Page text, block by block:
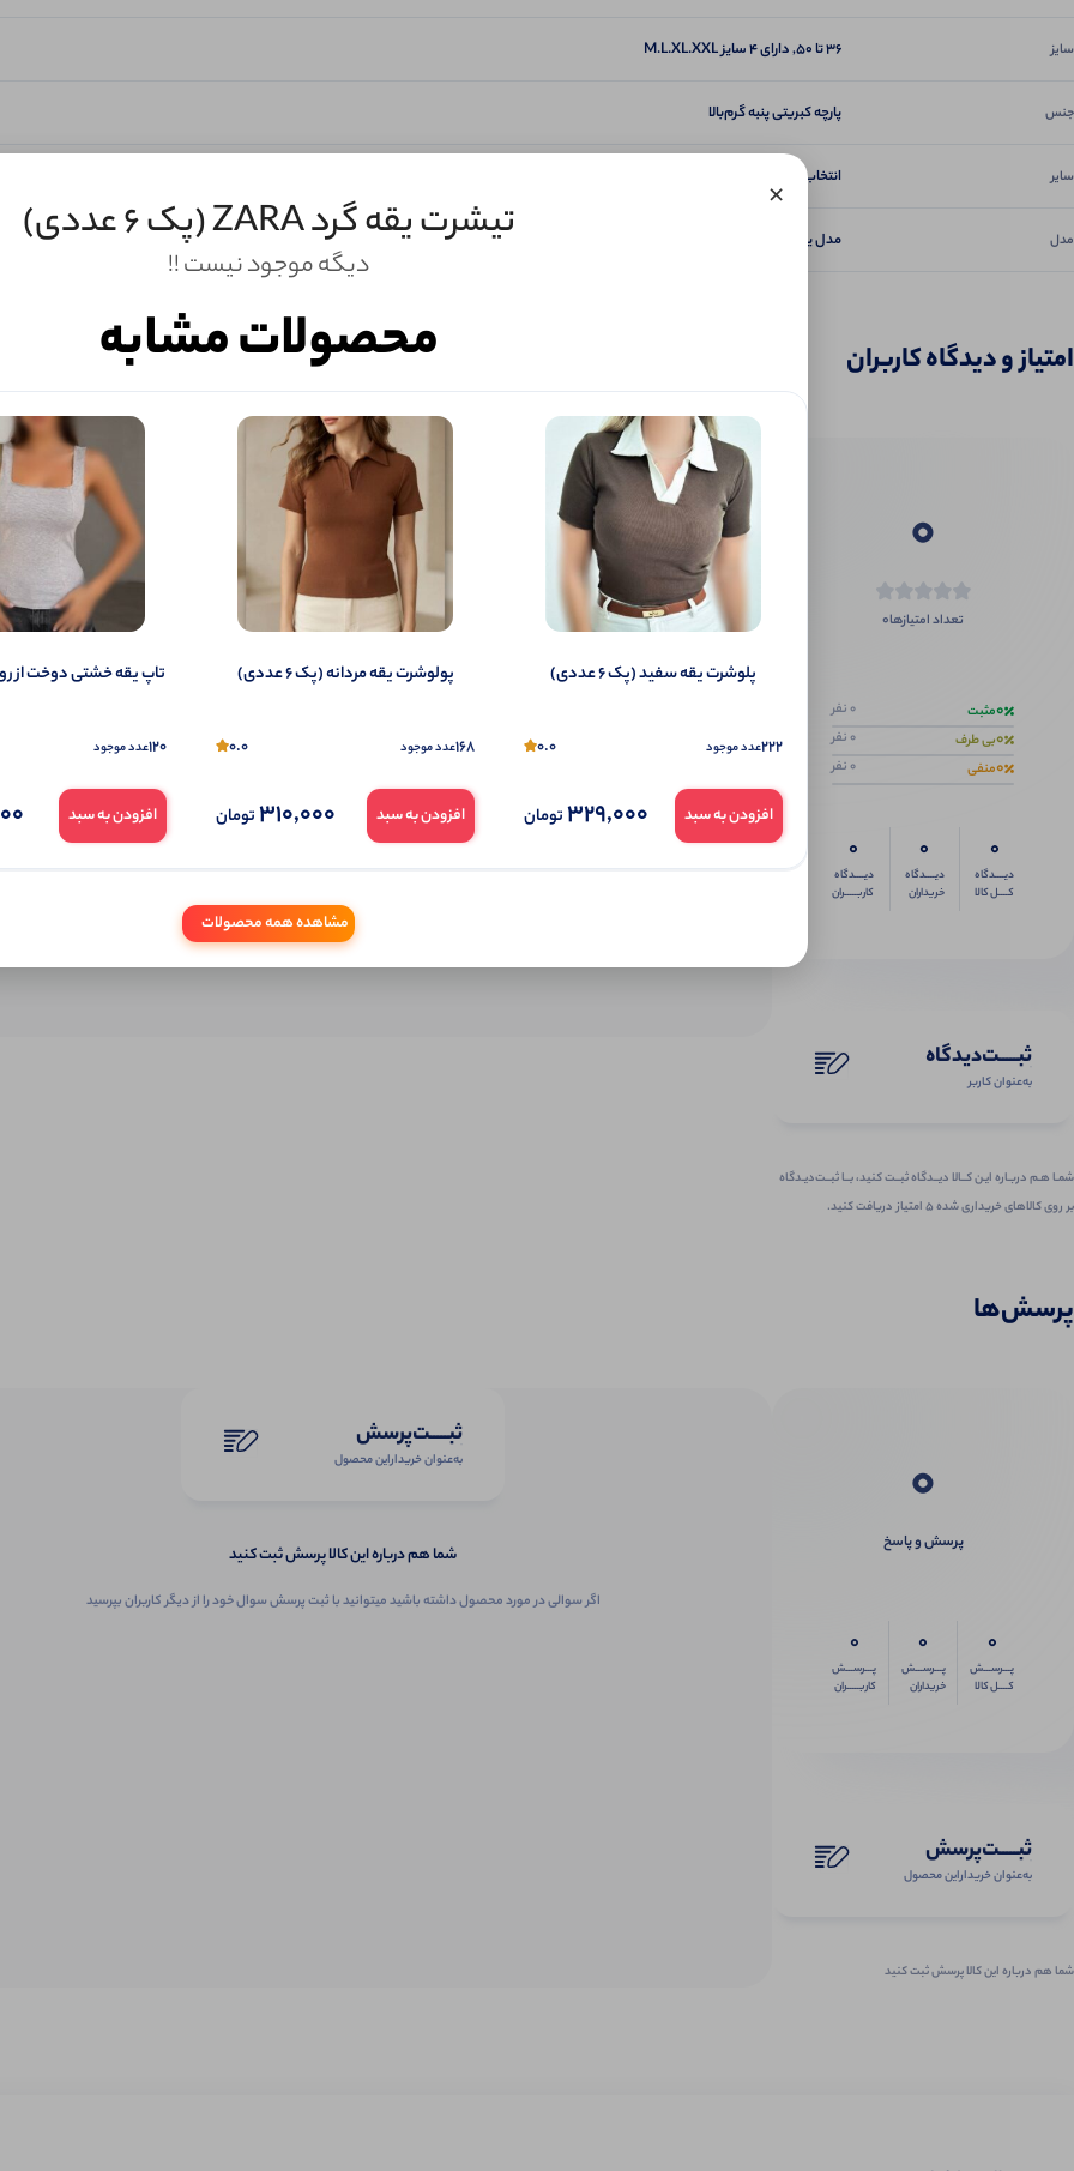
سایز 36 تا 50, دارای ۴ سایز M.L.XL.XXL
جنس پارچه کبریتی پنبه گرم‌بالا
سایر انتخاب طرح ندارد رندوم و سایزبندی گزاشته میشه, فول کش با کشسانی بالا
مدل مدل یقه چهاردکمه
امتیاز و دیدگاه کاربران
0
تعداد امتیازها0
0مثبت 0 نفر
0بی طرف 0 نفر
0منفی 0 نفر
0
دیــــدگاه
کــــل کالا
0
دیــــدگاه
خریداران
0
دیــــدگاه
کاربـــــران
ثبـــــت‌دیدگاه
به‌عنوان کاربر
شمـا هـم دربـاره ایـن کــالا دیــدگاه ثبــت کنید، بــا ثبــت‌دیـدگاه
بر روی کالاهای خریداری شده ۵ امتیاز دریافت کنید.
ثبـــــت‌دیدگاه
به‌عنوان کاربر
شما هم می‌توانید در مورد این کالا نظر دهید.
اگر این محصول را قبلا خریده باشید، دیدگاه شما به عنوان خریدار ثبت خواهد شد. همچنین در صورت
پرسش‌ها
0
پرسش و پاسخ
0
پـــرســـش
کــــل کالا
0
پـــرســـش
خریداران
0
پـــرســـش
کاربـــــران
ثبـــــت‌پرسش
به‌عنوان ‌خریدار‌این‌ محصول
شما هم درباره این کالا پرسش ثبت کنید
ثبـــــت‌پرسش
به‌عنوان ‌خریدار‌این‌ محصول
شما هم درباره این کالا پرسش ثبت کنید
اگر سوالی در مورد محصول داشته باشید میتوانید با ثبت پرسش سوال خود را از دیگر کاربران بپرسید
× تیشرت یقه گرد ZARA (پک 6 عددی)
دیگه موجود نیست !!
محصولات مشابه
پلوشرت یقه سفید (پک 6 عددی)
222عدد موجود 0.0
افزودن به سبد 329,000تومان
پولوشرت یقه مردانه (پک 6 عددی)
168عدد موجود 0.0
افزودن به سبد 310,000تومان
تاپ یقه خشتی دوخت از رو (پک
120عدد موجود
افزودن به سبد
مشاهده همه محصولات